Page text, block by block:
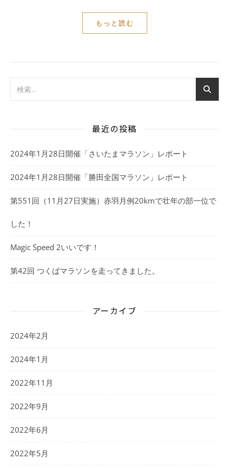
もっと読む
最近の投稿
2024年1月28日開催「さいたまマラソン」レポート
2024年1月28日開催「勝田全国マラソン」レポート
第551回（11月27日実施）赤羽月例20kmで壮年の部一位で
した！
Magic Speed 2いいです！
第42回 つくばマラソンを走ってきました。
アーカイブ
2024年2月
2024年1月
2022年11月
2022年9月
2022年6月
2022年5月